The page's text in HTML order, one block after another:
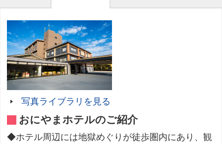
写真ライブラリを見る
おにやまホテルのご紹介
◆ホテル周辺には地獄めぐりが徒歩圏内にあり、観